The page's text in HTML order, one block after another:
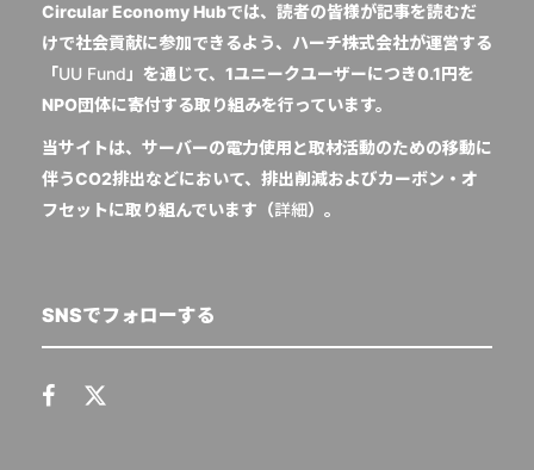
Circular Economy Hubでは、読者の皆様が記事を読むだ
けで社会貢献に参加できるよう、ハーチ株式会社が運営する
「UU Fund 」を通じて、1ユニークユーザーにつき0.1円を
NPO団体に寄付する取り組みを行っています。
当サイトは、サーバーの電力使用と取材活動のための移動に
伴うCO2排出などにおいて、排出削減およびカーボン・オ
フセットに取り組んでいます（詳細）。
SNSでフォローする